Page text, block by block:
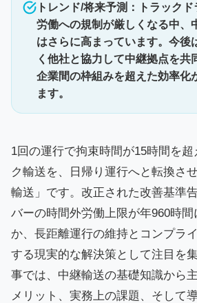
トレンド/将来予測：トラック
労働への規制が厳しくなる中、
はさらに高まっています。今後
く他社と協力して中継拠点を共
企業間の枠組みを超えた効率化
ます。
1回の運行で拘束時間が15時間を超
ク輸送を、日帰り運行へと転換さ
輸送」です。改正された改善基準
バーの時間外労働上限が年960時
か、長距離運行の維持とコンプラ
する現実的な解決策として注目を
事では、中継輸送の基礎知識から
メリット、実務上の課題、そして